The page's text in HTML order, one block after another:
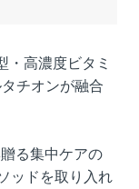
・高濃度ビタミ
チオンが融合
る集中ケアの
ッドを取り入れ